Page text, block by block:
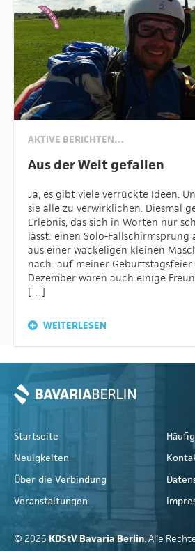
AKTIVE BERICHTEN…
Aus der Welt gefallen
Ja, es gibt viele verrückte Ideen.
sie alle zu verwirklichen. Diesmal
Erlebnis, das sich in Worten nur
lässt: einen Solo-Fallschirmsprung
aus einer wackeligen kleinen
nach: auf meiner
Dezember waren auch einige
[…]
WEITERLESEN
Startseite
Neuigkeiten
Über die Verbindung
Veranstaltungen
© 2026 KDStV Bavaria Berlin. Alle